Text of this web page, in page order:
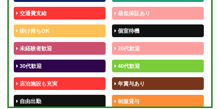
交通費支給 最低保証あり
掛け持ちOK 個室待機
未経験者歓迎 20代歓迎
30代歓迎 40代歓迎
店泊施設も充実 年賞与あり
自由出勤 制服貸与